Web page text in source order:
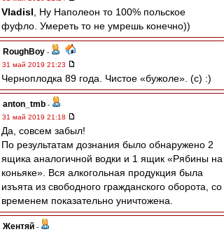
Vladisl , Ну Наполеон то 100% польское
фуфло. Умереть то не умрешь конечно))
RoughBoy -
31 май 2019 21:23
Черноплодка 89 года. Чистое «бужоле». (c) :)
anton_tmb -
31 май 2019 21:18
Да, совсем забыл!
По результатам дознания было обнаружено 2
ящика аналогичной водки и 1 ящик «Рябины на
коньяке». Вся алкогольная продукция была
изъята из свободного гражданского оборота, со
временем показательно уничтожена.
Жентяй -